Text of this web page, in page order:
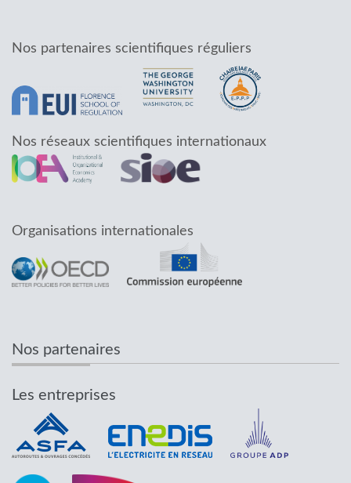
Nos partenaires scientifiques réguliers
Nos réseaux scientifiques internationaux
Organisations internationales
Nos partenaires
Les entreprises